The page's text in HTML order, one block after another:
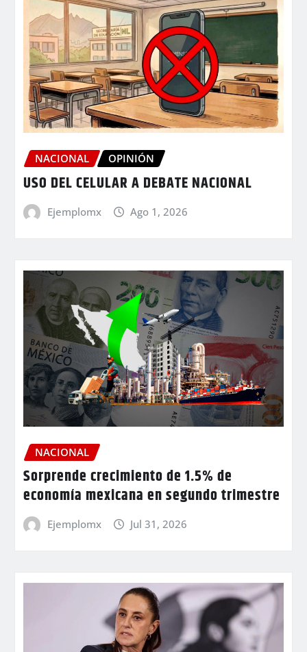
NACIONAL OPINIÓN
USO DEL CELULAR A DEBATE NACIONAL
Ejemplomx Ago 1, 2026
NACIONAL
Sorprende crecimiento de 1.5% de
economía mexicana en segundo trimestre
Ejemplomx Jul 31, 2026